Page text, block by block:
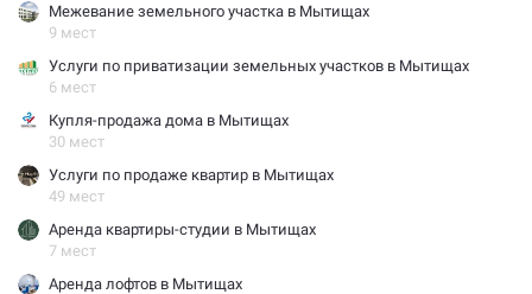
Межевание земельного участка в Мытищах
9 мест
Услуги по приватизации земельных участков в Мытищах
6 мест
Купля-продажа дома в Мытищах
30 мест
Услуги по продаже квартир в Мытищах
49 мест
Аренда квартиры-студии в Мытищах
7 мест
Аренда лофтов в Мытищах